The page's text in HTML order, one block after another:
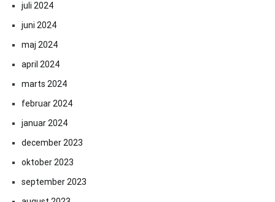
juli 2024
juni 2024
maj 2024
april 2024
marts 2024
februar 2024
januar 2024
december 2023
oktober 2023
september 2023